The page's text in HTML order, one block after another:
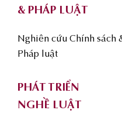
& PHÁP LUẬT
Nghiên cứu Chính sách
Pháp luật
PHÁT TRIỂN
NGHỀ LUẬT